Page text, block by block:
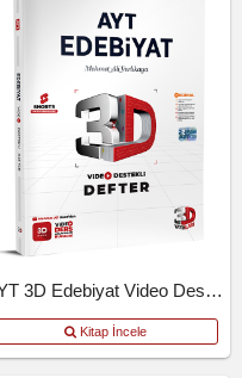
AYT 3D Edebiyat Video Destekli Defter
Kitap İncele